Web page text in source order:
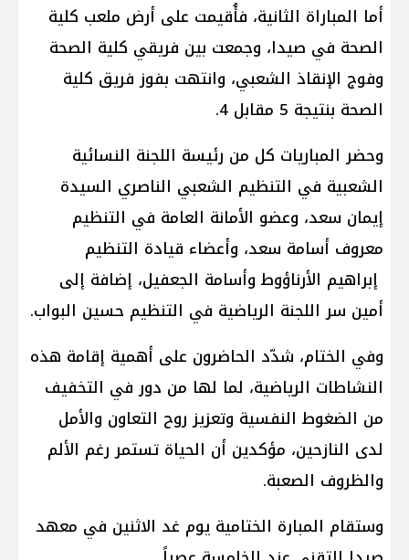
أما المباراة الثانية، فأُقيمت على أرض ملعب كلية
الصحة في صيدا، وجمعت بين فريقي كلية الصحة
وفوج الإنقاذ الشعبي، وانتهت بفوز فريق كلية
الصحة بنتيجة 5 مقابل 4.
وحضر المباريات كل من رئيسة اللجنة النسائية
الشعبية في التنظيم الشعبي الناصري السيدة
إيمان سعد، وعضو الأمانة العامة في التنظيم
معروف أسامة سعد، وأعضاء قيادة التنظيم
إبراهيم الأرناؤوط وأسامة الجعفيل، إضافة إلى
أمين سر اللجنة الرياضية في التنظيم حسين البواب.
وفي الختام، شدّد الحاضرون على أهمية إقامة هذه
النشاطات الرياضية، لما لها من دور في التخفيف
من الضغوط النفسية وتعزيز روح التعاون والأمل
لدى النازحين، مؤكدين أن الحياة تستمر رغم الألم
والظروف الصعبة.
وستقام المبارة الختامية يوم غد الاثنين في معهد